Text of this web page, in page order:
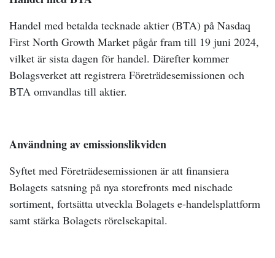
Handel med betalda tecknade aktier (BTA) på Nasdaq
First North Growth Market pågår fram till 19 juni 2024,
vilket är sista dagen för handel. Därefter kommer
Bolagsverket att registrera Företrädesemissionen och
BTA omvandlas till aktier.
Användning av emissionslikviden
Syftet med Företrädesemissionen är att finansiera
Bolagets satsning på nya storefronts med nischade
sortiment, fortsätta utveckla Bolagets e-handelsplattform
samt stärka Bolagets rörelsekapital.